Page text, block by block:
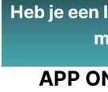
Heb je
APP